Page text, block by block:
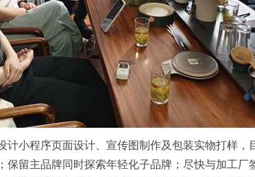
计小程序页面设计、宣传图制作及包装实物打样，
留主品牌同时探索年轻化子品牌；尽快与加工厂